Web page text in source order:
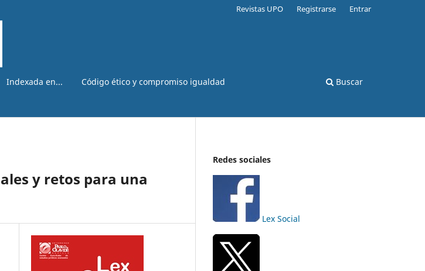
Indexada en... Código ético y compromiso igualdad Buscar
Revistas UPO Registrarse Entrar
y retos para una
Redes sociales
Lex Social